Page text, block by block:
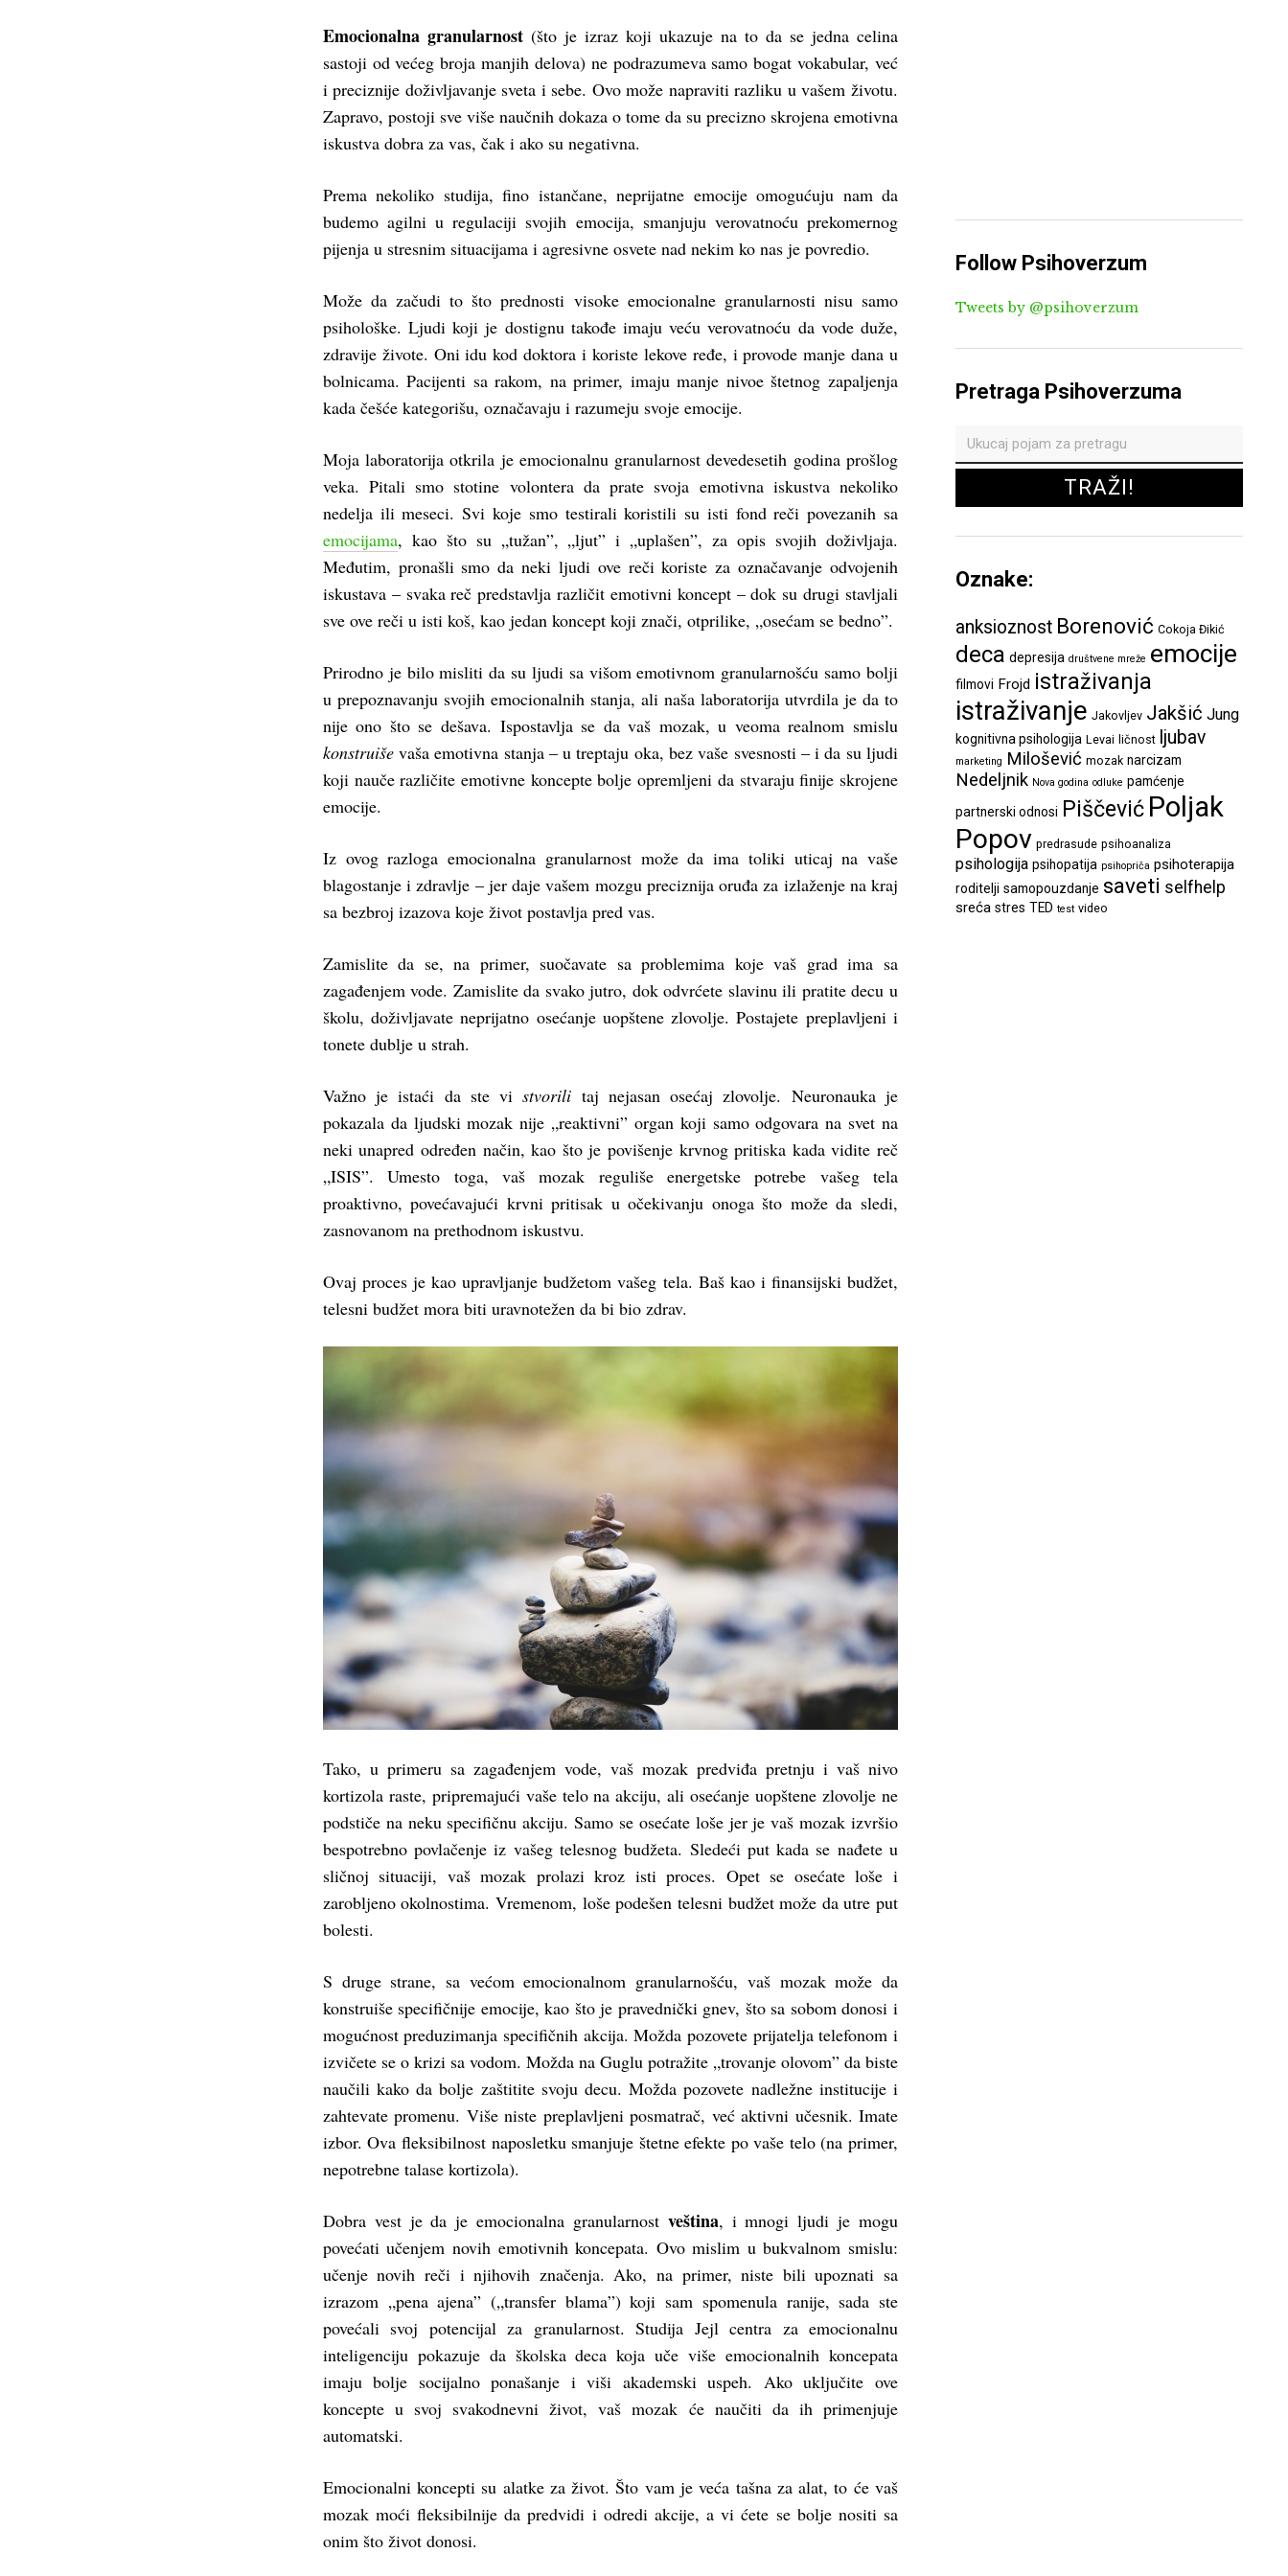
Emocionalna granularnost(što je izraz koji ukazuje na to da se jedna celina
sastoji od većeg broja manjih delova) ne podrazumeva samo bogat vokabular, već
i preciznije doživljavanje sveta i sebe. Ovo može napraviti razliku u vašem životu.
Zapravo, postoji sve više naučnih dokaza o tome da su precizno skrojena emotivna
iskustva dobra za vas, čak i ako su negativna.
Prema nekoliko studija, fino istančane, neprijatne emocije omogućuju nam da
budemo agilni u regulaciji svojih emocija, smanjuju verovatnoću prekomernog
pijenja u stresnim situacijama i agresivne osvete nad nekim ko nas je povredio.
Može da začudi to što prednosti visoke emocionalne granularnosti nisu samo
psihološke. Ljudi koji je dostignu takođe imaju veću verovatnoću da vode duže,
zdravije živote. Oni idu kod doktora i koriste lekove ređe, i provode manje dana u
bolnicama. Pacijenti sa rakom, na primer, imaju manje nivoe štetnog zapaljenja
kada češće kategorišu, označavaju i razumeju svoje emocije.
Moja laboratorija otkrila je emocionalnu granularnost devedesetih godina prošlog
veka. Pitali smo stotine volontera da prate svoja emotivna iskustva nekoliko
nedelja ili meseci. Svi koje smo testirali koristili su isti fond reči povezanih sa
emocijama, kao što su „tužan”, „ljut” i „uplašen”, za opis svojih doživljaja.
Međutim, pronašli smo da neki ljudi ove reči koriste za označavanje odvojenih
iskustava – svaka reč predstavlja različit emotivni koncept – dok su drugi stavljali
sve ove reči u isti koš, kao jedan koncept koji znači, otprilike, „osećam se bedno”.
Prirodno je bilo misliti da su ljudi sa višom emotivnom granularnošću samo bolji
u prepoznavanju svojih emocionalnih stanja, ali naša laboratorija utvrdila je da to
nije ono što se dešava. Ispostavlja se da vaš mozak, u veoma realnom smislu
konstruiševaša emotivna stanja – u treptaju oka, bez vaše svesnosti – i da su ljudi
koji nauče različite emotivne koncepte bolje opremljeni da stvaraju finije skrojene
emocije.
Iz ovog razloga emocionalna granularnost može da ima toliki uticaj na vaše
blagostanje i zdravlje – jer daje vašem mozgu preciznija oruđa za izlaženje na kraj
sa bezbroj izazova koje život postavlja pred vas.
Zamislite da se, na primer, suočavate sa problemima koje vaš grad ima sa
zagađenjem vode. Zamislite da svako jutro, dok odvrćete slavinu ili pratite decu u
školu, doživljavate neprijatno osećanje uopštene zlovolje. Postajete preplavljeni i
tonete dublje u strah.
Važno je istaći da ste vistvorili taj nejasan osećaj zlovolje. Neuronauka je
pokazala da ljudski mozak nije „reaktivni” organ koji samo odgovara na svet na
neki unapred određen način, kao što je povišenje krvnog pritiska kada vidite reč
„ISIS”. Umesto toga, vaš mozak reguliše energetske potrebe vašeg tela
proaktivno, povećavajući krvni pritisak u očekivanju onoga što može da sledi,
zasnovanom na prethodnom iskustvu.
Ovaj proces je kao upravljanje budžetom vašeg tela. Baš kao i finansijski budžet,
telesni budžet mora biti uravnotežen da bi bio zdrav.
Tako, u primeru sa zagađenjem vode, vaš mozak predviđa pretnju i vaš nivo
kortizola raste, pripremajući vaše telo na akciju, ali osećanje uopštene zlovolje ne
podstiče na neku specifičnu akciju. Samo se osećate loše jer je vaš mozak izvršio
bespotrebno povlačenje iz vašeg telesnog budžeta. Sledeći put kada se nađete u
sličnoj situaciji, vaš mozak prolazi kroz isti proces. Opet se osećate loše i
zarobljeno okolnostima. Vremenom, loše podešen telesni budžet može da utre put
bolesti.
S druge strane, sa većom emocionalnom granularnošću, vaš mozak može da
konstruiše specifičnije emocije, kao što je pravednički gnev, što sa sobom donosi i
mogućnost preduzimanja specifičnih akcija. Možda pozovete prijatelja telefonom i
izvičete se o krizi sa vodom. Možda na Guglu potražite „trovanje olovom” da biste
naučili kako da bolje zaštitite svoju decu. Možda pozovete nadležne institucije i
zahtevate promenu. Više niste preplavljeni posmatrač, već aktivni učesnik. Imate
izbor. Ova fleksibilnost naposletku smanjuje štetne efekte po vaše telo (na primer,
nepotrebne talase kortizola).
Dobra vest je da je emocionalna granularnost veština, i mnogi ljudi je mogu
povećati učenjem novih emotivnih koncepata. Ovo mislim u bukvalnom smislu:
učenje novih reči i njihovih značenja. Ako, na primer, niste bili upoznati sa
izrazom „pena ajena” („transfer blama”) koji sam spomenula ranije, sada ste
povećali svoj potencijal za granularnost. Studija Jejl centra za emocionalnu
inteligenciju pokazuje da školska deca koja uče više emocionalnih koncepata
imaju bolje socijalno ponašanje i viši akademski uspeh. Ako uključite ove
koncepte u svoj svakodnevni život, vaš mozak će naučiti da ih primenjuje
automatski.
Emocionalni koncepti su alatke za život. Što vam je veća tašna za alat, to će vaš
mozak moći fleksibilnije da predvidi i odredi akcije, a vi ćete se bolje nositi sa
onim što život donosi.
Follow Psihoverzum
Tweets by @psihoverzum
Pretraga Psihoverzuma
Oznake:
anksioznost Borenović Cokoja Đikić
deca depresija društvene mreže emocije
filmovi Frojd istraživanja
istraživanje Jakovljev Jakšić Jung
kognitivna psihologija Levai ličnost ljubav
marketing Milošević mozak narcizam
Nedeljnik Nova godina odluke pamćenje
partnerski odnosi Piščević Poljak
Popov predrasude psihoanaliza
psihologija psihopatija psihopriča psihoterapija
roditelji samopouzdanje saveti selfhelp
sreća stres TED test video